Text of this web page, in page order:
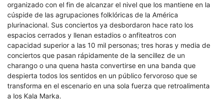
organizado con el fin de alcanzar el nivel que los mantiene en la
cúspide de las agrupaciones folklóricas de la América
plurinacional. Sus conciertos ya desbordaron hace rato los
espacios cerrados y llenan estadios o anfiteatros con
capacidad superior a las 10 mil personas; tres horas y media de
conciertos que pasan rápidamente de la sencillez de un
charango o una quena hasta convertirse en una banda que
despierta todos los sentidos en un público fervoroso que se
transforma en el escenario en una sola fuerza que retroalimenta
a los Kala Marka.